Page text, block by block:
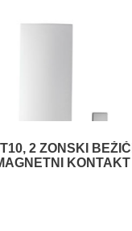
2 ZONSKI
KONTAKT